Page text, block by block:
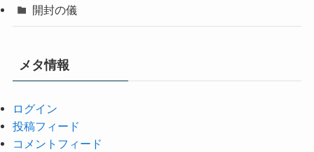
開封の儀
メタ情報
ログイン
投稿フィード
コメントフィード